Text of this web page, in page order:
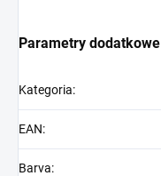
Parametry dodatkowe
Kategoria:
EAN:
Barva: